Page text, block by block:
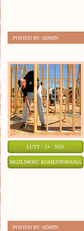
POSTED BY ADMIN
LUTY - 24 - 2026
MOŻLIWOŚĆ KOMENTOWANIA
POSTED BY ADMIN